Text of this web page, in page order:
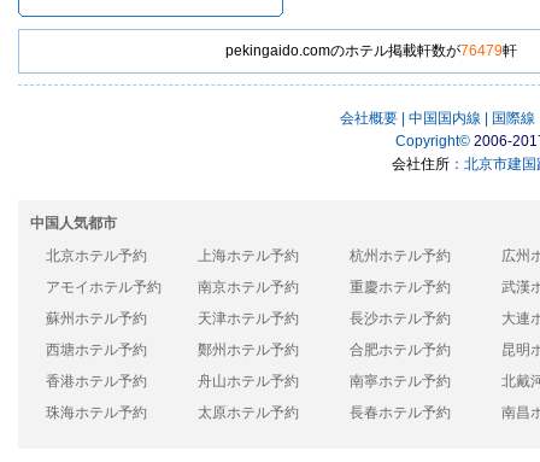
pekingaido.comのホテル掲載軒数が76479軒
会社概要 中国国内線 国際線
Copyright© 2006-
会社住所：北京市建
中国人気都市
北京ホテル予約
上海ホテル予約 杭州ホテル予約
広州
アモイホテル予約
南京ホテル予約 重慶ホテル予約
武漢
蘇州ホテル予約
天津ホテル予約 長沙ホテル予約
大連
西塘ホテル予約
鄭州ホテル予約 合肥ホテル予約
昆明
香港ホテル予約
舟山ホテル予約 南寧ホテル予約
北戴
珠海ホテル予約
太原ホテル予約 長春ホテル予約 南昌